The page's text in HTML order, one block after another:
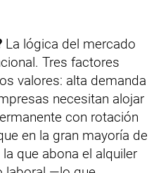
La lógica del mercado
Tres factores
valores: alta demanda
necesitan alojar
con rotación
en la gran mayoría de
que abona el alquiler